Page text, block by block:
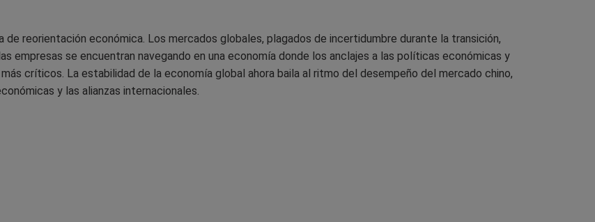
de reorientación económica. Los mercados globales, plagados de incertidumbre durante la transición,
empresas se encuentran navegando en una economía donde los anclajes a las políticas económicas y
críticos. La estabilidad de la economía global ahora baila al ritmo del desempeño del mercado chino,
y las alianzas internacionales.